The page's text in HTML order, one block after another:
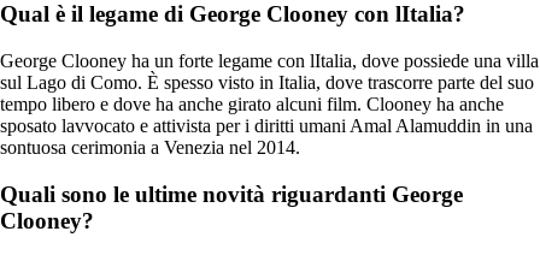
Qual è il legame di George Clooney con lItalia?
George Clooney ha un forte legame con lItalia, dove possiede una villa
sul Lago di Como. È spesso visto in Italia, dove trascorre parte del suo
tempo libero e dove ha anche girato alcuni film. Clooney ha anche
sposato lavvocato e attivista per i diritti umani Amal Alamuddin in una
sontuosa cerimonia a Venezia nel 2014.
Quali sono le ultime novità riguardanti George
Clooney?